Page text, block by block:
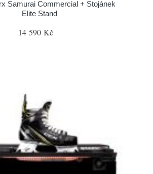
Samurai Commercial + Stojánek
Elite Stand
14 590 Kč